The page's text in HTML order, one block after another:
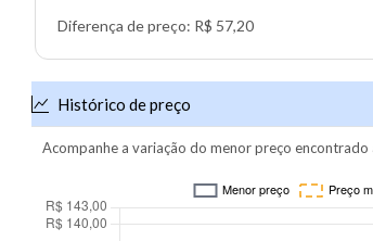
Diferença de preço: R$ 57,20
Histórico de preço
Acompanhe a variação do menor preço